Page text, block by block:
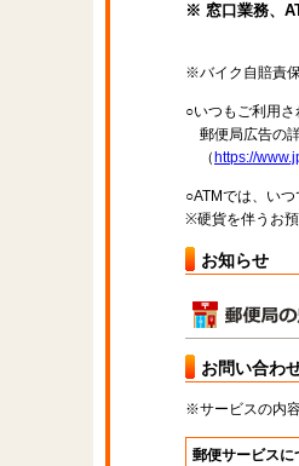
※ 窓口業務、
※バイク自賠責
○いつもご利用
郵便局広告の
（ https://
○ATMでは、い
※硬貨を伴うお預
お知らせ
お問い合わ
※サービスの内
郵便サービスに